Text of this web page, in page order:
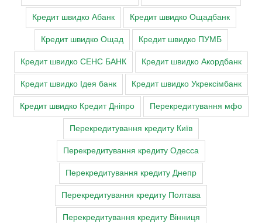
Кредит швидко Абанк Кредит швидко Ощадбанк
Кредит швидко Ощад Кредит швидко ПУМБ
Кредит швидко СЕНС БАНК Кредит швидко Акордбанк
Кредит швидко Ідея банк Кредит швидко Укрексімбанк
Кредит швидко Кредит Дніпро Перекредитування мфо
Перекредитування кредиту Київ
Перекредитування кредиту Одесса
Перекредитування кредиту Днепр
Перекредитування кредиту Полтава
Перекредитування кредиту Вінниця